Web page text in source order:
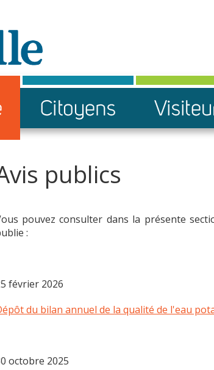
publics
pouvez consulter dans la présente
:
février 2026
du bilan annuel de la qualité de l'eau
octobre 2025